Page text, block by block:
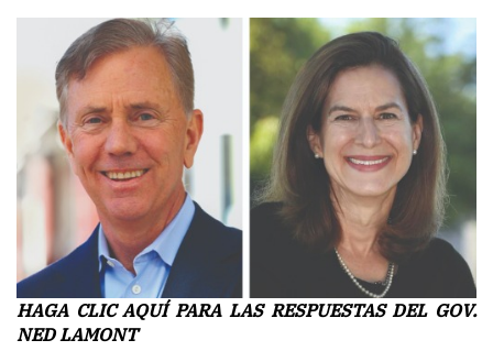
HAGA CLIC AQUÍ PARA LAS RESPUESTAS DEL GOV.
NED LAMONT